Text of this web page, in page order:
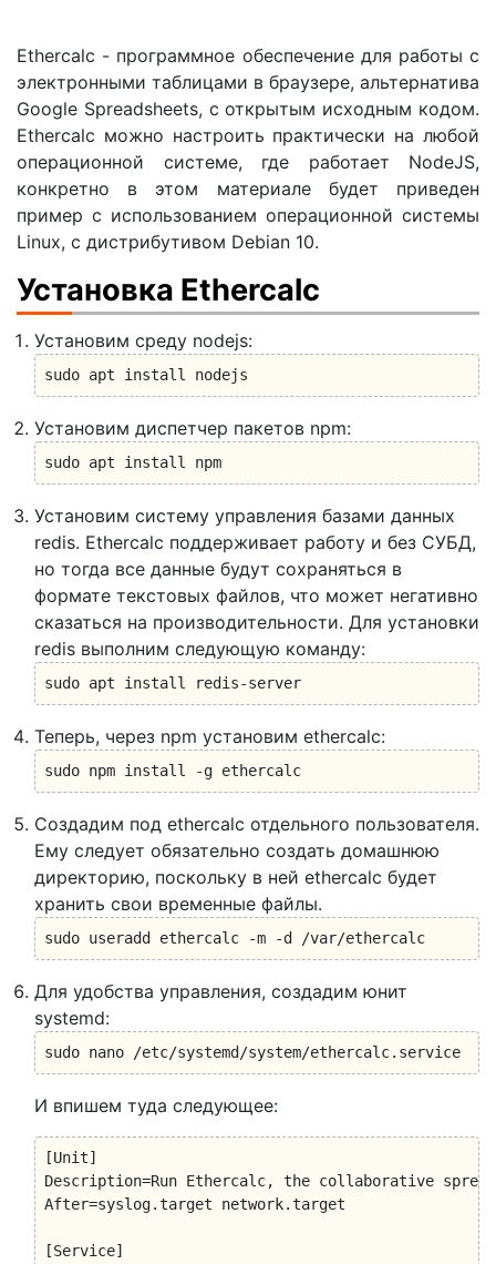
Ethercalc - программное обеспечение для работы с
электронными таблицами в браузере, альтернатива
Google Spreadsheets, с открытым исходным кодом.
Ethercalc можно настроить практически на любой
операционной системе, где работает NodeJS,
конкретно в этом материале будет приведен
пример с использованием операционной системы
Linux, с дистрибутивом Debian 10.
Установка Ethercalc
Установим среду nodejs:
sudo apt install nodejs
Установим диспетчер пакетов npm:
sudo apt install npm
Установим систему управления базами данных
redis. Ethercalc поддерживает работу и без СУБД,
но тогда все данные будут сохраняться в
формате текстовых файлов, что может негативно
сказаться на производительности. Для установки
redis выполним следующую команду:
sudo apt install redis-server
Теперь, через npm установим ethercalc:
sudo npm install -g ethercalc
Создадим под ethercalc отдельного пользователя.
Ему следует обязательно создать домашнюю
директорию, поскольку в ней ethercalc будет
хранить свои временные файлы.
sudo useradd ethercalc -m -d /var/ethercalc
Для удобства управления, создадим юнит
systemd:
sudo nano /etc/systemd/system/ethercalc.service
И впишем туда следующее:
[Unit]
Description=Run Ethercalc, the collaborative
After=syslog.target network.target
[Service]